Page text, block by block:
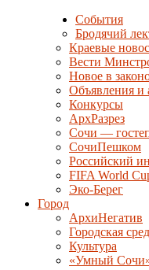
События
Бродячий
Краевые
Вести
Новое в
Объявления и
Конкурсы
АрхРазрез
Сочи —
СочиПешком
Российский
FIFA World
Эко-Берег
Город
АрхиНегатив
Городская
Культура
«Умный